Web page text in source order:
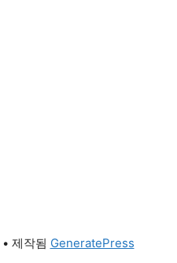
• 제작됨 GeneratePress